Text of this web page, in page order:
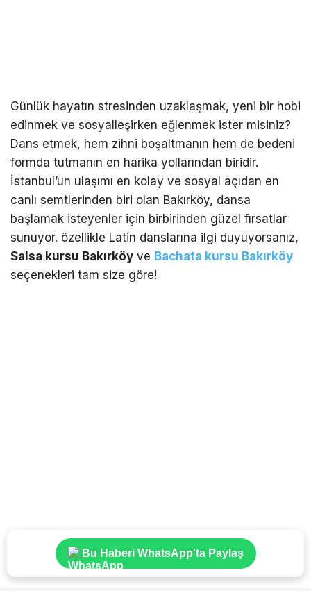
Günlük hayatın stresinden uzaklaşmak, yeni bir hobi
edinmek ve sosyalleşirken eğlenmek ister misiniz?
Dans etmek, hem zihni boşaltmanın hem de bedeni
formda tutmanın en harika yollarından biridir.
İstanbul’un ulaşımı en kolay ve sosyal açıdan en
canlı semtlerinden biri olan Bakırköy, dansa
başlamak isteyenler için birbirinden güzel fırsatlar
sunuyor. özellikle Latin danslarına ilgi duyuyorsanız,
Salsa kursu Bakırköy ve Bachata kursu Bakırköy
seçenekleri tam size göre!
Bu Haberi WhatsApp'ta Paylaş